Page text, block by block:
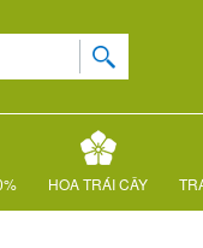
HOA TRÁI CÂY